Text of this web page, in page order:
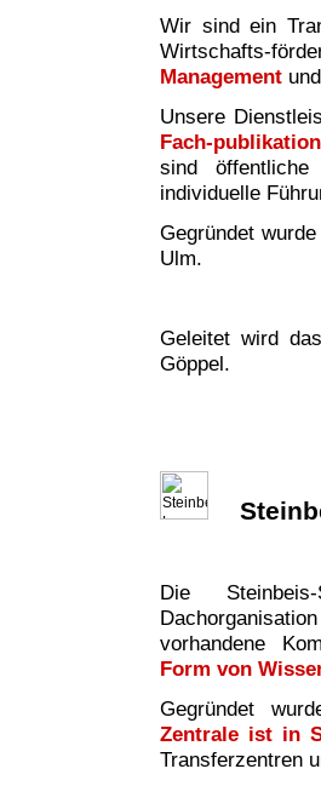
Wir sind ein
Wirtschafts-
Management und
Unsere
Fach-
sind
individuelle
Gegründet wurde
Ulm.
Geleitet wird
Göppel.
Die
vorhandene
Form von
Gegründet
Zentrale ist in
Transferzentren